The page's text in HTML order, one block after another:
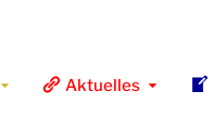
Aktuelles